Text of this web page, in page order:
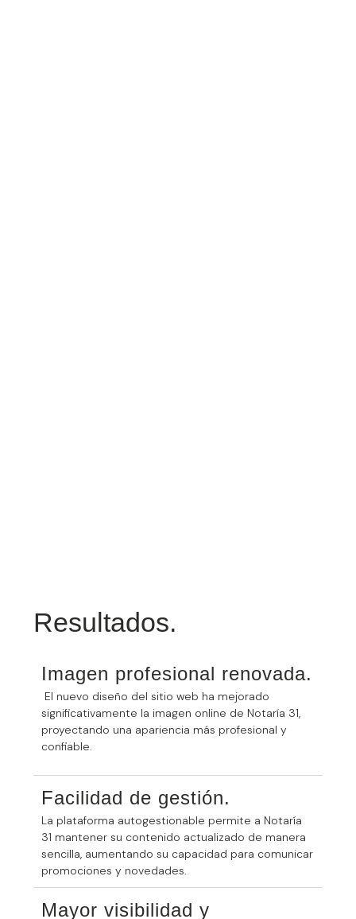
Resultados.
Imagen profesional renovada.
El nuevo diseño del sitio web ha mejorado
significativamente la imagen online de Notaría 31,
proyectando una apariencia más profesional y
confiable.
Facilidad de gestión.
La plataforma autogestionable permite a Notaría
31 mantener su contenido actualizado de manera
sencilla, aumentando su capacidad para comunicar
promociones y novedades.
Mayor visibilidad y